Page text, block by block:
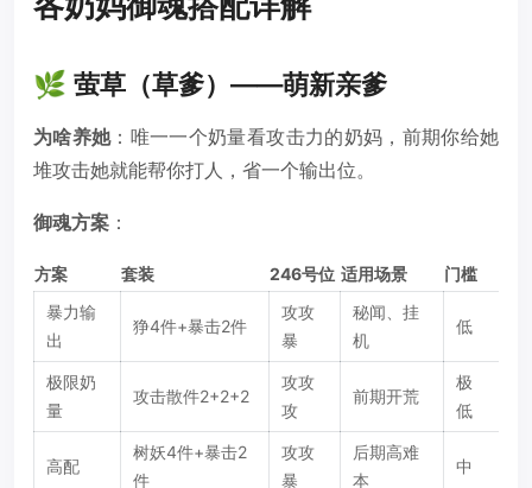
🌿 萤草（草爹）——萌新亲爹
为啥养她：唯一一个奶量看攻击力的奶妈，前期你给她
堆攻击她就能帮你打人，省一个输出位。
御魂方案 ：
方案 套装 246号位 适用场景
门槛
暴力输
出
狰4件+暴击2件
攻攻
暴
秘闻、挂
机
低
极限奶
量
攻击散件2+2+2
攻攻
攻
前期开荒
极
低
高配
树妖4件+暴击2
件
攻攻
暴
后期高难
本
中